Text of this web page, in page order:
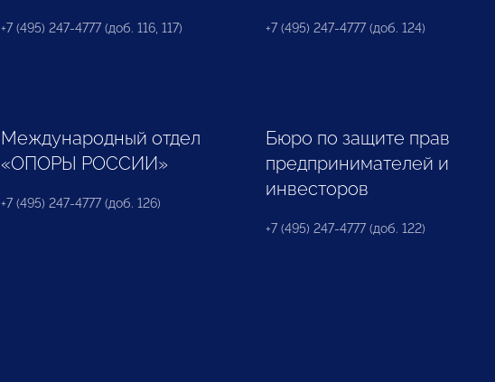
+7 (495) 247-4777 (доб. 116, 117) +7 (495) 247-4777 (доб. 124)
Международный отдел
«ОПОРЫ РОССИИ»
+7 (495) 247-4777 (доб. 126)
Бюро по защите прав
предпринимателей и
инвесторов
+7 (495) 247-4777 (доб. 122)